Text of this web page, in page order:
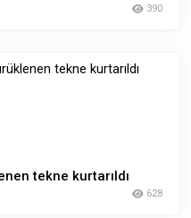
390
tekne kurtarıldı
628